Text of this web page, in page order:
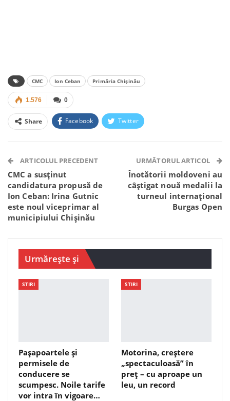
CMC Ion Ceban Primăria Chișinău
0
1.576
Share Facebook Twitter
Telegram WhatsApp Viber
ARTICOLUL PRECEDENT
CMC a susținut
candidatura propusă de
Ion Ceban: Irina Gutnic
este noul viceprimar al
municipiului Chișinău
URMĂTORUL ARTICOL
Înotătorii moldoveni au
câștigat nouă medalii la
turneul internațional
Burgas Open
Urmărește și
STIRI
Pașapoartele și
permisele de
conducere se
scumpesc. Noile tarife
vor intra în vigoare…
STIRI
Motorina, creștere
„spectaculoasă” în
preț – cu aproape un
leu, un record